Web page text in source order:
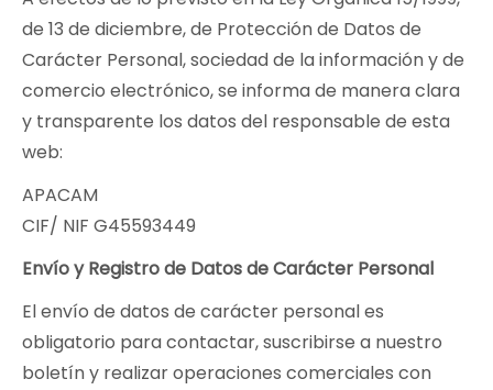
de 13 de diciembre, de Protección de Datos de
Carácter Personal, sociedad de la información y de
comercio electrónico, se informa de manera clara
y transparente los datos del responsable de esta
web:
APACAM
CIF/ NIF G45593449
Envío y Registro de Datos de Carácter Personal
El envío de datos de carácter personal es
obligatorio para contactar, suscribirse a nuestro
boletín y realizar operaciones comerciales con